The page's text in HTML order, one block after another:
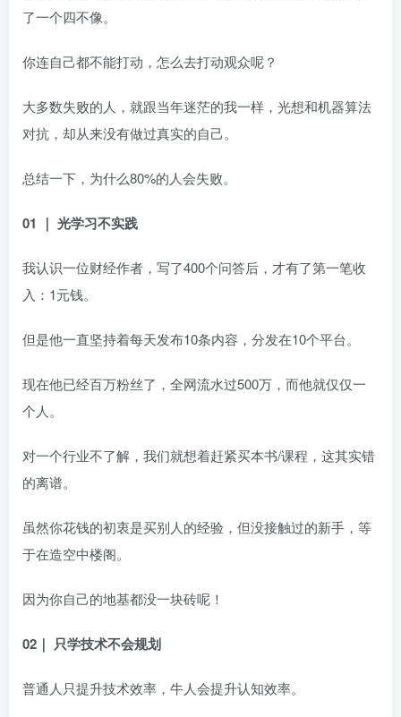
了一个四不像。
你连自己都不能打动，怎么去打动观众呢？
大多数失败的人，就跟当年迷茫的我一样，光想和机器算法
对抗，却从来没有做过真实的自己。
总结一下，为什么80%的人会失败。
01 ｜ 光学习不实践
我认识一位财经作者，写了400个问答后，才有了第一笔收
入：1元钱。
但是他一直坚持着每天发布10条内容，分发在10个平台。
现在他已经百万粉丝了，全网流水过500万，而他就仅仅一
个人。
对一个行业不了解，我们就想着赶紧买本书/课程，这其实错
的离谱。
虽然你花钱的初衷是买别人的经验，但没接触过的新手，等
于在造空中楼阁。
因为你自己的地基都没一块砖呢！
02｜ 只学技术不会规划
普通人只提升技术效率，牛人会提升认知效率。